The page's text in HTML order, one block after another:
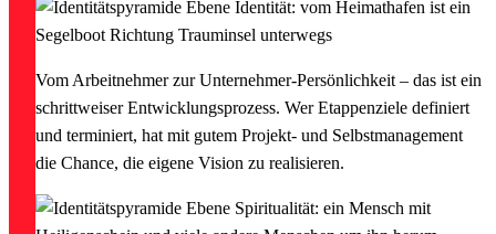
Vom Arbeitnehmer zur Unternehmer-Persönlichkeit – das ist ein
schrittweiser Entwicklungsprozess. Wer Etappenziele definiert
und terminiert, hat mit gutem Projekt- und Selbstmanagement
die Chance, die eigene Vision zu realisieren.